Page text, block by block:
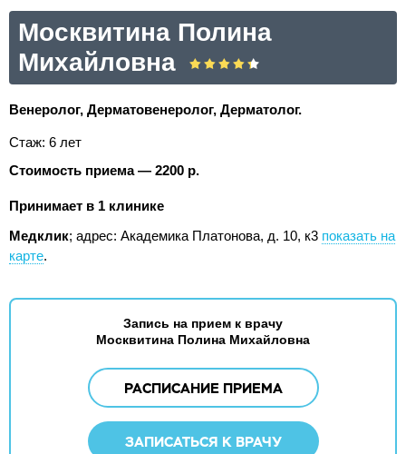
Москвитина Полина
Михайловна
Венеролог, Дерматовенеролог, Дерматолог.
Стаж: 6 лет
Стоимость приема — 2200 р.
Принимает в 1 клинике
Медклик; адрес: Академика Платонова, д. 10, к3 показать на
карте.
Запись на прием к врачу
Москвитина Полина Михайловна
РАСПИСАНИЕ ПРИЕМА
ЗАПИСАТЬСЯ К ВРАЧУ